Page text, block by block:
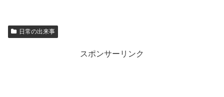
日常の出来事
スポンサーリンク